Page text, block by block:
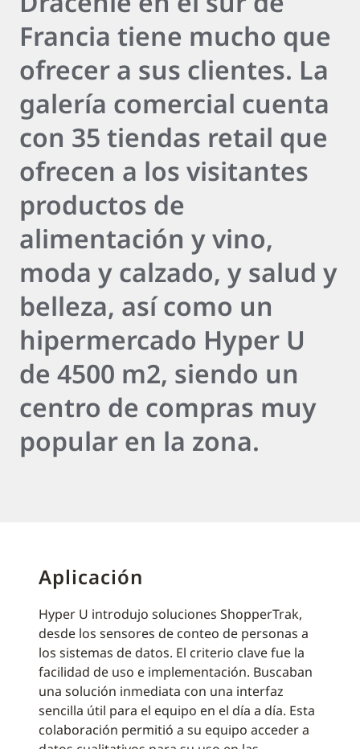
Francia tiene mucho que
ofrecer a sus clientes. La
galería comercial cuenta
con 35 tiendas retail que
ofrecen a los visitantes
productos de
alimentación y vino,
moda y calzado, y salud y
belleza, así como un
hipermercado Hyper U
de 4500 m2, siendo un
centro de compras muy
popular en la zona.
Aplicación
Hyper U introdujo soluciones ShopperTrak,
desde los sensores de conteo de personas a
los sistemas de datos. El criterio clave fue la
facilidad de uso e implementación. Buscaban
una solución inmediata con una interfaz
sencilla útil para el equipo en el día a día. Esta
colaboración permitió a su equipo acceder a